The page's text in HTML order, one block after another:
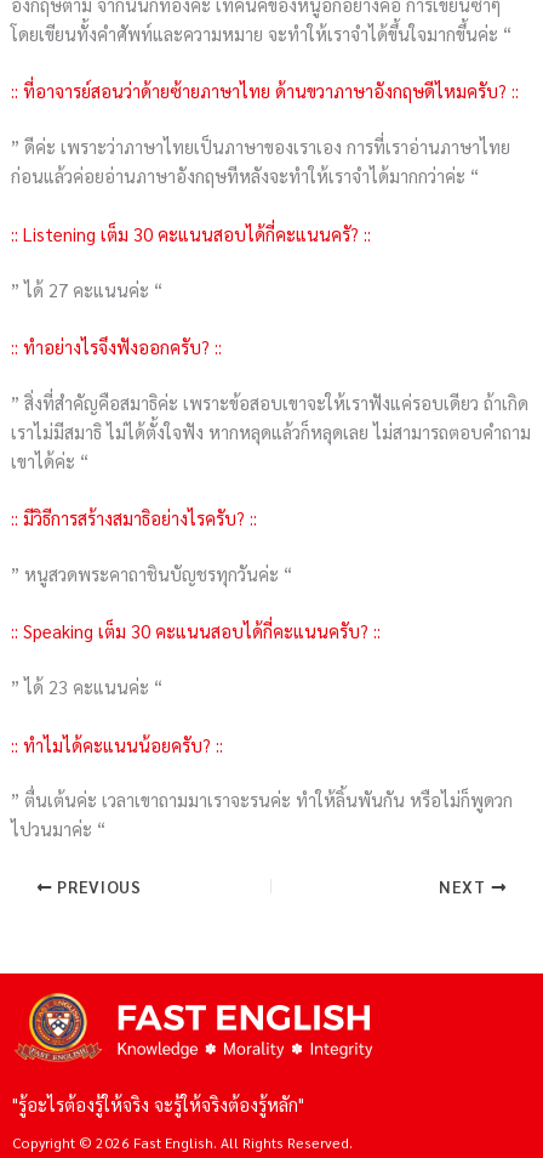
โดยเขียนทั้งคำศัพท์และความหมาย จะทำให้เราจำได้ขึ้นใจมากขึ้นค่ะ “
:: ที่อาจารย์สอนว่าด้ายซ้ายภาษาไทย ด้านขวาภาษาอังกฤษดีไหมครับ? ::
” ดีค่ะ เพราะว่าภาษาไทยเป็นภาษาของเราเอง การที่เราอ่านภาษาไทย
ก่อนแล้วค่อยอ่านภาษาอังกฤษทีหลังจะทำให้เราจำได้มากกว่าค่ะ “
:: Listening เต็ม 30 คะแนนสอบได้กี่คะแนนครั? ::
” ได้ 27 คะแนนค่ะ “
:: ทำอย่างไรจึงฟังออกครับ? ::
” สิ่งที่สำคัญคือสมาธิค่ะ เพราะข้อสอบเขาจะให้เราฟังแค่รอบเดียว ถ้าเกิด
เราไม่มีสมาธิ ไม่ได้ตั้งใจฟัง หากหลุดแล้วก็หลุดเลย ไม่สามารถตอบคำถาม
เขาได้ค่ะ “
:: มีวิธีการสร้างสมาธิอย่างไรครับ? ::
” หนูสวดพระคาถาชินบัญชรทุกวันค่ะ “
:: Speaking เต็ม 30 คะแนนสอบได้กี่คะแนนครับ? ::
” ได้ 23 คะแนนค่ะ “
:: ทำไมได้คะแนนน้อยครับ? ::
” ตื่นเต้นค่ะ เวลาเขาถามมาเราจะรนค่ะ ทำให้ลิ้นพันกัน หรือไม่ก็พูดวก
ไปวนมาค่ะ “
PREVIOUS NEXT
"รู้อะไรต้องรู้ให้จริง จะรู้ให้จริงต้องรู้หลัก"
Copyright © 2026 Fast English. All Rights Reserved.